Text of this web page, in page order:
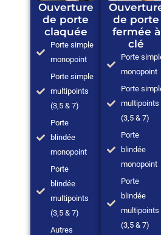
Ouverture
de porte
claquée
Porte simple
monopoint
Porte simple
multipoints
(3,5 & 7)
Porte
blindée
monopoint
Porte
blindée
multipoints
(3,5 & 7)
Autres
de porte
fermée à
clé
Porte
monopoint
Porte
multipoints
(3,5 & 7)
Porte
blindée
monopoint
Porte
blindée
multipoints
(3,5 & 7)